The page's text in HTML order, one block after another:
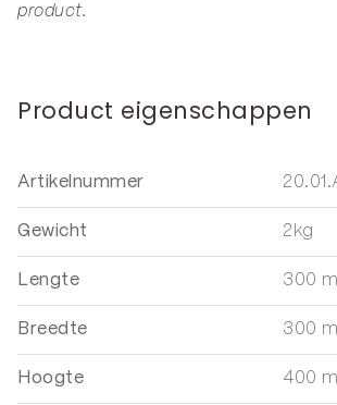
product.
Product eigenschappen
Artikelnummer
Gewicht 2kg
Lengte 300
Breedte 300
Hoogte 400